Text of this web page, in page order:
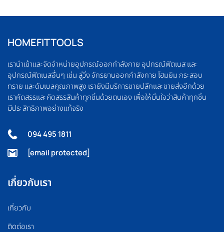
HOMEFITTOOLS
เรานำเข้าและจัดจำหน่ายอุปกรณ์ออกกำลังกาย อุปกรณ์ฟิตเนส และ
อุปกรณ์ฟิตเนสอื่นๆ เช่น ลู่วิ่ง จักรยานออกกำลังกาย โฮมยิม กระสอบ
ทราย และดัมเบลคุณภาพสูง เรายังมีบริการขายปลีกและขายส่งอีกด้วย
เราคัดสรรและคัดสรรสินค้าทุกชิ้นด้วยตนเอง เพื่อให้มั่นใจว่าสินค้าทุกชิ้น
มีประสิทธิภาพอย่างแท้จริง
094 495 1811
[email protected]
เกี่ยวกับเรา
เกี่ยวกับ
ติดต่อเรา